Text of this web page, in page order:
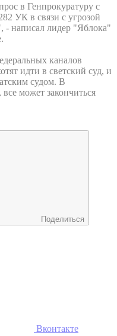
в Генпрокуратуру с
УК в связи с угрозой
- написал лидер "Яблока"
каналов
идти в светский суд, и
судом. В
может закончиться
Поделиться
Вконтакте